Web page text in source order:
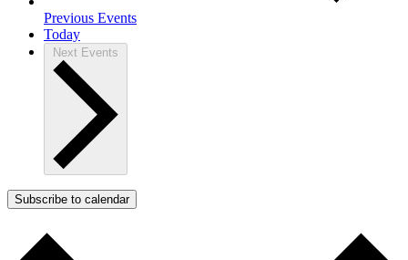
Previous Events
Today
Next Events
Subscribe to calendar